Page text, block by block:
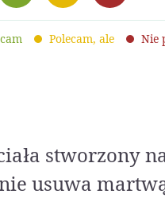
Polecam, ale Nie
stworzony
usuwa